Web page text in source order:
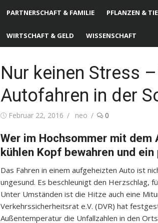
PARTNERSCHAFT & FAMILIE PFLANZEN &
WIRTSCHAFT & GELD WISSENSCHAFT
Nur keinen Stress
Autofahren in der
Posted
Februar 22, 2016 Author
neo 0
Wer im Hochsommer mit
kühlen Kopf bewahren und
Das Fahren in einem aufgeheizten Auto ist
ungesund. Es beschleunigt den Herzschlag,
Unter Umständen ist die Hitze auch eine
Verkehrssicherheitsrat e.V. (DVR) hat
Außentemperatur die Unfallzahlen in den